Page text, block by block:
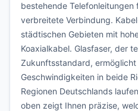
bestehende
verbreitete Verbindung.
städtischen Gebieten mit
Koaxialkabel. Glasfaser, der
Zukunftsstandard,
Geschwindigkeiten in beide
Regionen Deutschlands
oben zeigt Ihnen präzise,